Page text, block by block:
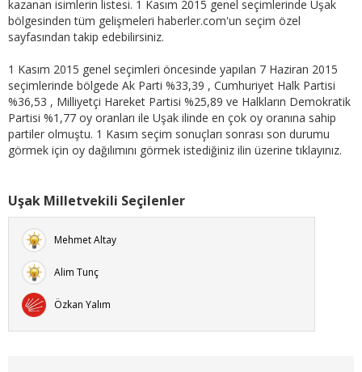
kazanan isimlerin listesi. 1 Kasım 2015 genel seçimlerinde Uşak
bölgesinden tüm gelişmeleri haberler.com'un seçim özel
sayfasından takip edebilirsiniz.
1 Kasım 2015 genel seçimleri öncesinde yapılan 7 Haziran 2015
seçimlerinde bölgede Ak Parti %33,39 , Cumhuriyet Halk Partisi
%36,53 , Milliyetçi Hareket Partisi %25,89 ve Halkların Demokratik
Partisi %1,77 oy oranları ile Uşak ilinde en çok oy oranına sahip
partiler olmuştu. 1 Kasım seçim sonuçları sonrası son durumu
görmek için oy dağılımını görmek istediğiniz ilin üzerine tıklayınız.
Uşak Milletvekili Seçilenler
Mehmet Altay
Alim Tunç
Özkan Yalım